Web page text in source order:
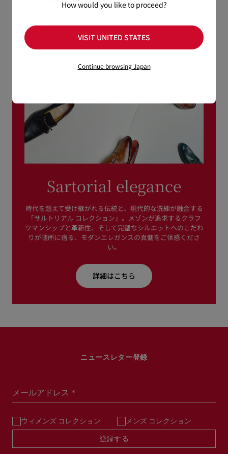
Sartorial elegance
時代を超えて受け継がれる伝統と、現代的な洗練が融合する
「サルトリアル コレクション」。メゾンが追求するクラフ
ツマンシップと革新性、そして完璧なシルエットへのこだわ
りが随所に宿る、モダンエレガンスの真髄をご体感くださ
い。
詳細はこちら
ニュースレター登録
メールアドレス＊
ウィメンズ コレクション メンズ コレクション
登録する
How would you like to proceed?
VISIT UNITED STATES
Continue browsing Japan